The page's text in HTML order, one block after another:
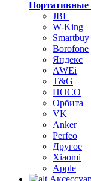
Портативные
JBL
W-King
Smartbuy
Borofone
Яндекс
AWEi
T&G
HOCO
Орбита
VK
Anker
Perfeo
Другое
Xiaomi
Apple